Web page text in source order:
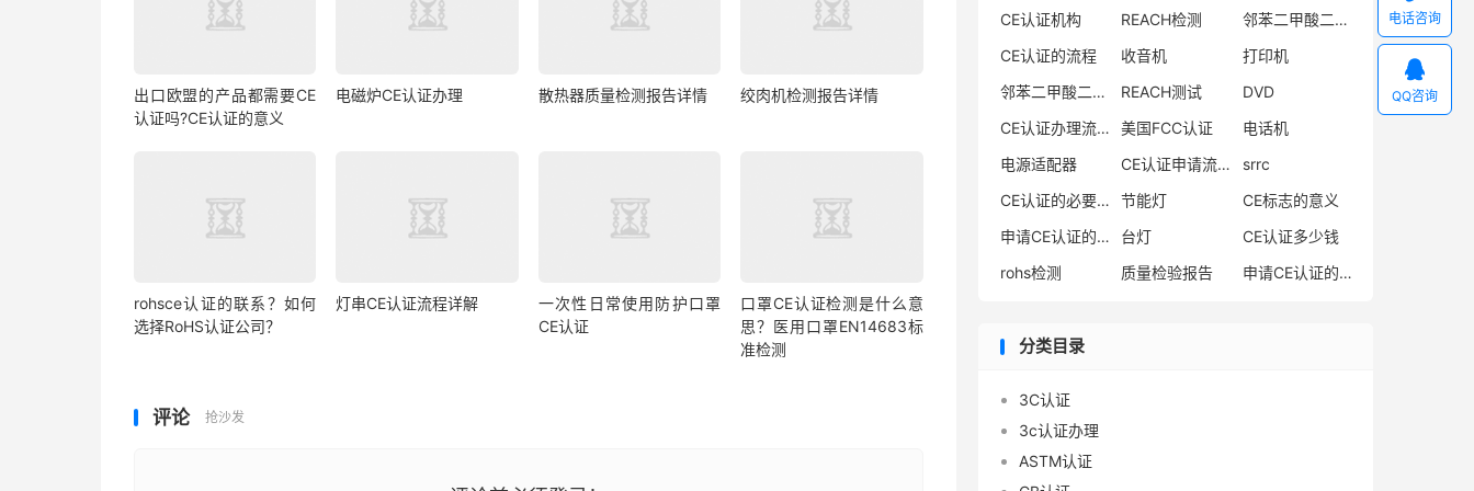
出口欧盟的产品都需要CE
认证吗?CE认证的意义
电磁炉CE认证办理 散热器质量检测报告详情 绞肉机检测报告详情
rohsce认证的联系？如何
选择RoHS认证公司？
灯串CE认证流程详解
一次性日常使用防护口罩
CE认证
口罩CE认证检测是什么意
思？医用口罩EN14683标
准检测
评论 抢沙发
CE认证机构 REACH检测
邻苯二甲酸二异丁酯
CE认证的流程
收音机
打印机
邻苯二甲酸二丁酯
REACH测试
DVD
CE认证办理流程
美国FCC认证
电话机
电源适配器
CE认证申请流程
srrc
CE认证的必要性
节能灯
CE标志的意义
申请CE认证的必要性
台灯
CE认证多少钱
rohs检测
质量检验报告 申请CE认证的好处
分类目录
3C认证
3c认证办理
ASTM认证
电话咨询

QQ咨询